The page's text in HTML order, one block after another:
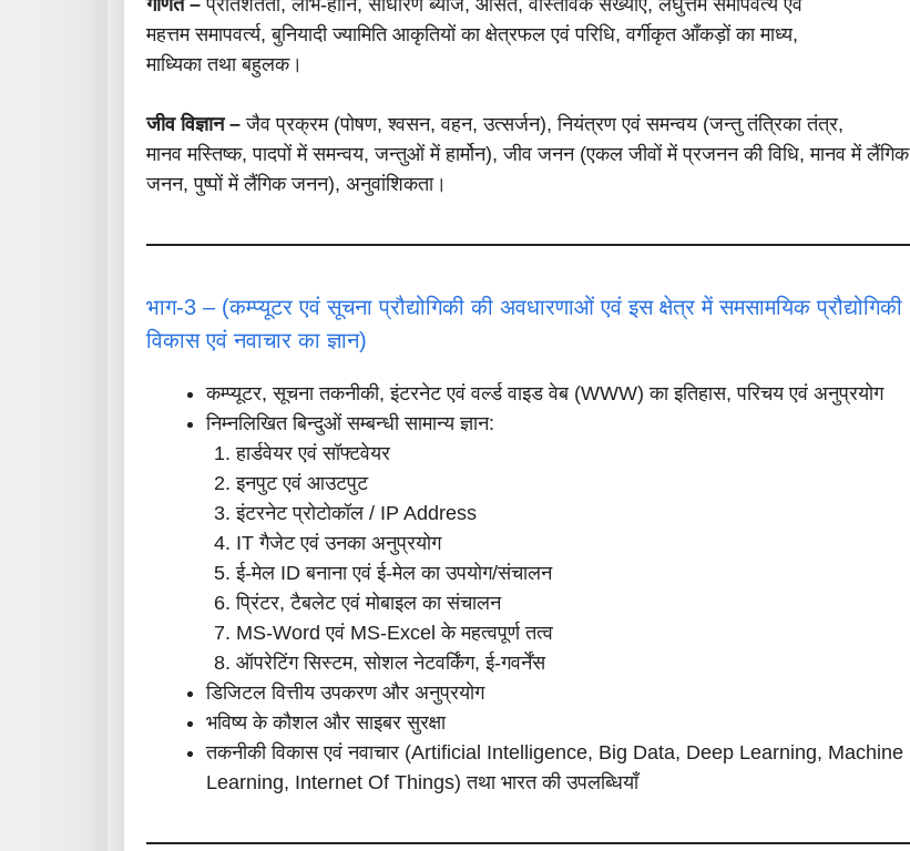
महत्तम समापवर्त्य, बुनियादी ज्यामिति आकृतियों का क्षेत्रफल एवं परिधि, वर्गीकृत आँकड़ों का माध्य,
माध्यिका तथा बहुलक।
जीव विज्ञान – जैव प्रक्रम (पोषण, श्वसन, वहन, उत्सर्जन), नियंत्रण एवं समन्वय (जन्तु तंत्रिका तंत्र,
मानव मस्तिष्क, पादपों में समन्वय, जन्तुओं में हार्मोन), जीव जनन (एकल जीवों में प्रजनन की विधि, मानव में लैंगिक
जनन, पुष्पों में लैंगिक जनन), अनुवांशिकता।
भाग-3 – (कम्प्यूटर एवं सूचना प्रौद्योगिकी की अवधारणाओं एवं इस क्षेत्र में समसामयिक प्रौद्योगिकी
विकास एवं नवाचार का ज्ञान)
कम्प्यूटर, सूचना तकनीकी, इंटरनेट एवं वर्ल्ड वाइड वेब (WWW) का इतिहास, परिचय एवं अनुप्रयोग
निम्नलिखित बिन्दुओं सम्बन्धी सामान्य ज्ञान:
हार्डवेयर एवं सॉफ्टवेयर
इनपुट एवं आउटपुट
इंटरनेट प्रोटोकॉल / IP Address
IT गैजेट एवं उनका अनुप्रयोग
ई-मेल ID बनाना एवं ई-मेल का उपयोग/संचालन
प्रिंटर, टैबलेट एवं मोबाइल का संचालन
MS-Word एवं MS-Excel के महत्वपूर्ण तत्व
ऑपरेटिंग सिस्टम, सोशल नेटवर्किंग, ई-गवर्नेंस
डिजिटल वित्तीय उपकरण और अनुप्रयोग
भविष्य के कौशल और साइबर सुरक्षा
तकनीकी विकास एवं नवाचार (Artificial Intelligence, Big Data, Deep Learning, Machine
Learning, Internet Of Things) तथा भारत की उपलब्धियाँ